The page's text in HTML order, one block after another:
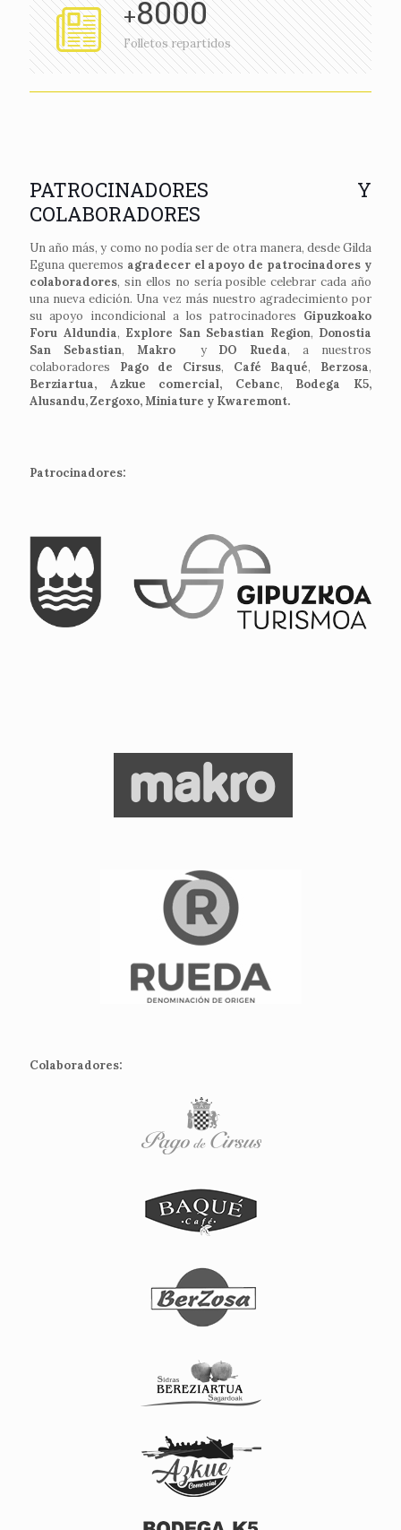
+8000
Folletos repartidos
PATROCINADORES Y
COLABORADORES
Un año más, y como no podía ser de otra manera, desde Gilda
Eguna queremos agradecer el apoyo de patrocinadores y
colaboradores, sin ellos no sería posible celebrar cada año
una nueva edición. Una vez más nuestro agradecimiento por
su apoyo incondicional a los patrocinadores Gipuzkoako
Foru Aldundia, Explore San Sebastian Region, Donostia
San Sebastian, Makro y DO Rueda, a nuestros
colaboradores Pago de Cirsus, Café Baqué, Berzosa,
Berziartua,
Azkue comercial, Cebanc, Bodega K5,
Alusandu, Zergoxo, Miniature y Kwaremont.
Patrocinadores:
Colaboradores: